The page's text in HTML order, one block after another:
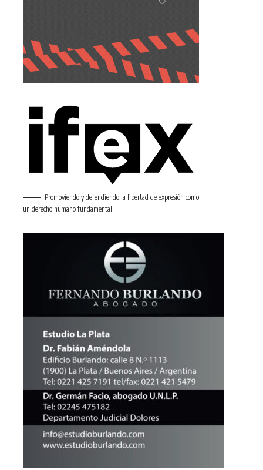
Promoviendo y defendiendo la libertad de expresión como
un derecho humano fundamental.